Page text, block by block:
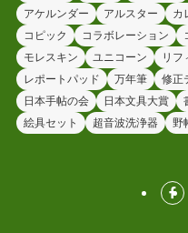
アケルンダー
アルスター カ
コピック
コラボレーション
モレスキン
ユニコーン リフ
レポートパッド
万年筆 修正
日本手帖の会
日本文具大賞
絵具セット
超音波洗浄器 野